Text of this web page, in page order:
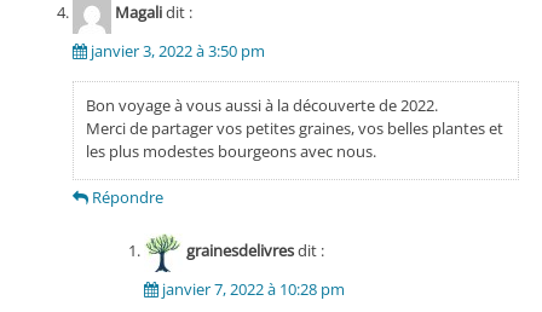
Magalidit :
janvier 3, 2022 à 3:50 pm
Bon voyage à vous aussi à la découverte de 2022.
Merci de partager vos petites graines, vos belles plantes et
les plus modestes bourgeons avec nous.
Répondre
grainesdelivresdit :
janvier 7, 2022 à 10:28 pm